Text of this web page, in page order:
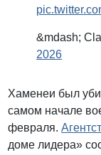
&mdash;
2026
Хаменеи был
самом начале
февраля.
доме лидера»